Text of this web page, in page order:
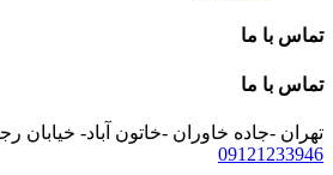
تماس با ما
تماس با ما
تهران -جاده خاوران -خاتون آباد- خیابان
09121233946